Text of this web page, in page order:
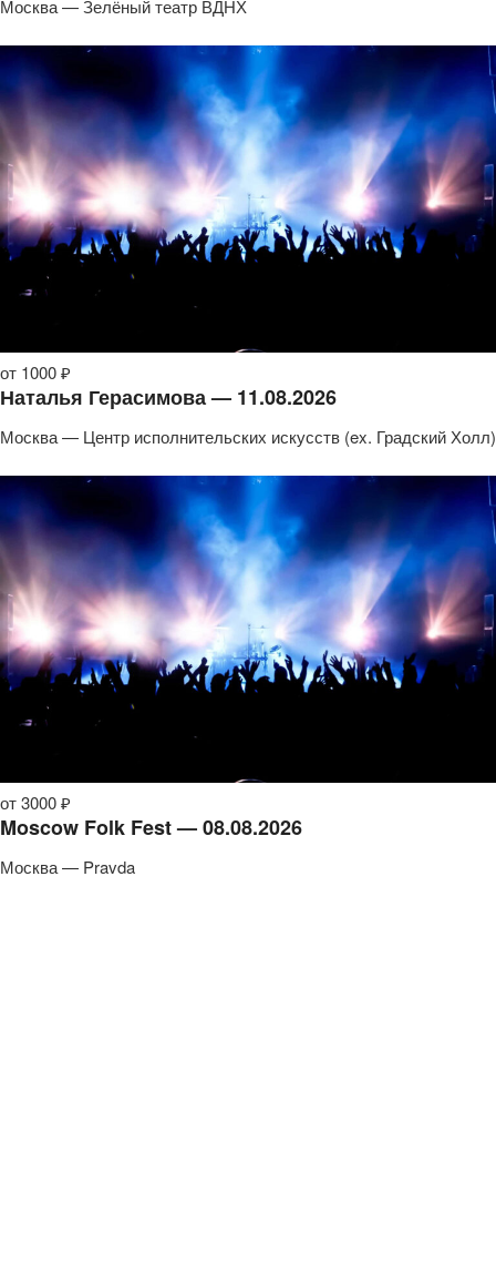
Москва — Зелёный театр ВДНХ
от 1000 ₽
Наталья Герасимова — 11.08.2026
Москва — Центр исполнительских искусств (ex. Градский Холл)
от 3000 ₽
Moscow Folk Fest — 08.08.2026
Москва — Pravda